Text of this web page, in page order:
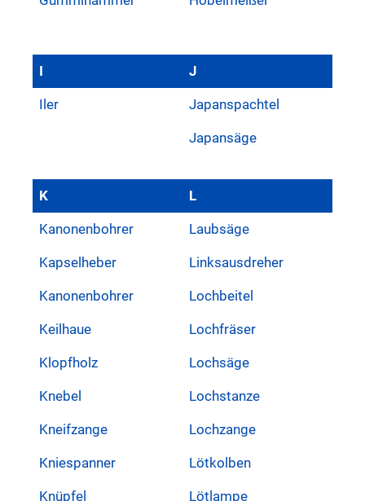
I
Iler
J
Japanspachtel
Japansäge
K
Kanonenbohrer
Kapselheber
Kanonenbohrer
Keilhaue
Klopfholz
Knebel
Kneifzange
Kniespanner
Knüpfel
L
Laubsäge
Linksausdreher
Lochbeitel
Lochfräser
Lochsäge
Lochstanze
Lochzange
Lötkolben
Lötlampe